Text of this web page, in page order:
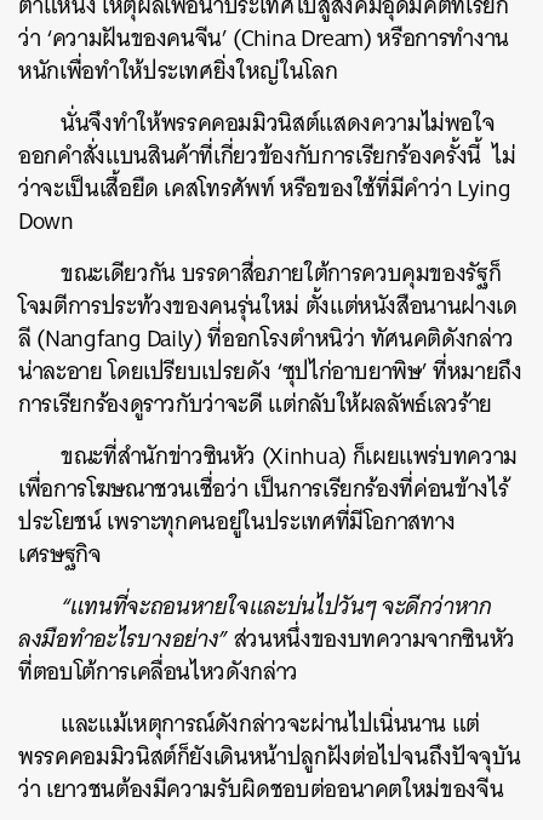
ว่า ‘ความฝันของคนจีน’ (China Dream) หรือการทำงาน
หนักเพื่อทำให้ประเทศยิ่งใหญ่ในโลก
นั่นจึงทำให้พรรคคอมมิวนิสต์แสดงความไม่พอใจ
ออกคำสั่งแบนสินค้าที่เกี่ยวข้องกับการเรียกร้องครั้งนี้ ไม่
ว่าจะเป็นเสื้อยืด เคสโทรศัพท์ หรือของใช้ที่มีคำว่า Lying
Down
ขณะเดียวกัน บรรดาสื่อภายใต้การควบคุมของรัฐก็
โจมตีการประท้วงของคนรุ่นใหม่ ตั้งแต่หนังสือนานฝางเด
ลี (Nangfang Daily) ที่ออกโรงตำหนิว่า ทัศนคติดังกล่าว
น่าละอาย โดยเปรียบเปรยดัง ‘ซุปไก่อาบยาพิษ’ ที่หมายถึง
การเรียกร้องดูราวกับว่าจะดี แต่กลับให้ผลลัพธ์เลวร้าย
ขณะที่สำนักข่าวซินหัว (Xinhua) ก็เผยแพร่บทความ
เพื่อการโฆษณาชวนเชื่อว่า เป็นการเรียกร้องที่ค่อนข้างไร้
ประโยชน์ เพราะทุกคนอยู่ในประเทศที่มีโอกาสทาง
เศรษฐกิจ
“แทนที่จะถอนหายใจและบ่นไปวันๆ จะดีกว่าหาก
ลงมือทำอะไรบางอย่าง”ส่วนหนึ่งของบทความจากซินหัว
ที่ตอบโต้การเคลื่อนไหวดังกล่าว
และแม้เหตุการณ์ดังกล่าวจะผ่านไปเนิ่นนาน แต่
พรรคคอมมิวนิสต์ก็ยังเดินหน้าปลูกฝังต่อไปจนถึงปัจจุบัน
ว่า เยาวชนต้องมีความรับผิดชอบต่ออนาคตใหม่ของจีน
ค้นหา
SHARE TWEET LINE EMAIL